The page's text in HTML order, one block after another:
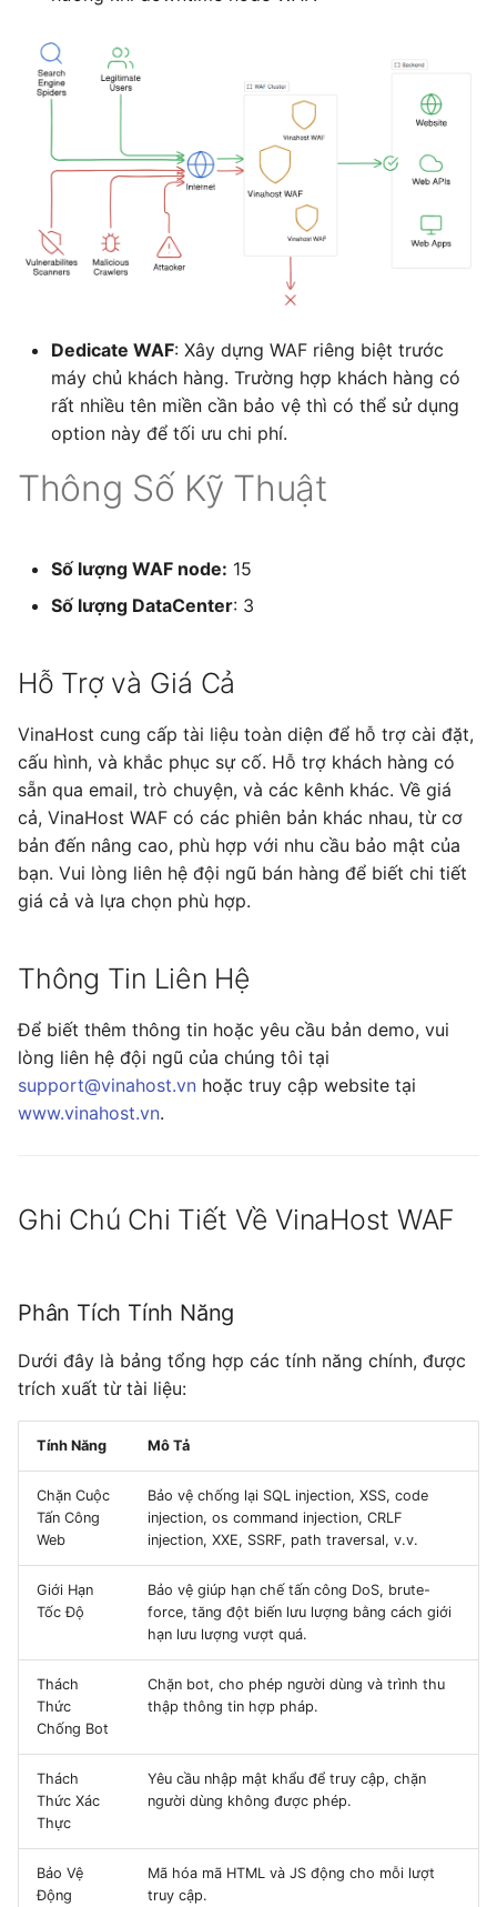
Dedicate WAF: Xây dựng WAF riêng biệt trước
máy chủ khách hàng. Trường hợp khách hàng có
rất nhiều tên miền cần bảo vệ thì có thể sử dụng
option này để tối ưu chi phí.
Thông Số Kỹ Thuật
Số lượng WAF node: 15
Số lượng DataCenter: 3
Hỗ Trợ và Giá Cả
VinaHost cung cấp tài liệu toàn diện để hỗ trợ cài đặt,
cấu hình, và khắc phục sự cố. Hỗ trợ khách hàng có
sẵn qua email, trò chuyện, và các kênh khác. Về giá
cả, VinaHost WAF có các phiên bản khác nhau, từ cơ
bản đến nâng cao, phù hợp với nhu cầu bảo mật của
bạn. Vui lòng liên hệ đội ngũ bán hàng để biết chi tiết
giá cả và lựa chọn phù hợp.
Thông Tin Liên Hệ
Để biết thêm thông tin hoặc yêu cầu bản demo, vui
lòng liên hệ đội ngũ của chúng tôi tại
support@vinahost.vn hoặc truy cập website tại
www.vinahost.vn.
Ghi Chú Chi Tiết Về VinaHost WAF
Phân Tích Tính Năng
Dưới đây là bảng tổng hợp các tính năng chính, được
trích xuất từ tài liệu:
Tính Năng Mô Tả
Chặn Cuộc
Tấn Công
Web
Bảo vệ chống lại SQL injection, XSS, code
injection, os command injection, CRLF
injection, XXE, SSRF, path traversal, v.v.
Giới Hạn
Tốc Độ
Bảo vệ giúp hạn chế tấn công DoS, brute-
force, tăng đột biến lưu lượng bằng cách giới
hạn lưu lượng vượt quá.
Thách
Thức
Chống Bot
Chặn bot, cho phép người dùng và trình thu
thập thông tin hợp pháp.
Thách
Thức Xác
Thực
Yêu cầu nhập mật khẩu để truy cập, chặn
người dùng không được phép.
Bảo Vệ
Động
Mã hóa mã HTML và JS động cho mỗi lượt
truy cập.